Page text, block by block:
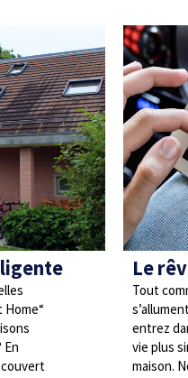
En
Le
Tout
entrez
vie plus
maison.